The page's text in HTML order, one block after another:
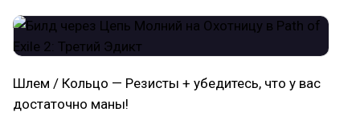
Шлем / Кольцо — Резисты + убедитесь, что у вас
достаточно маны!